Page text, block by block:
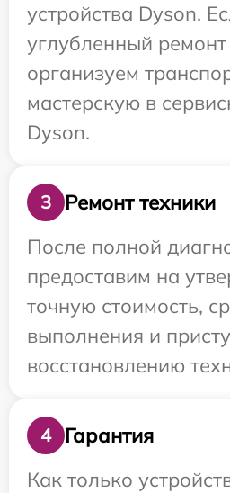
устройства Dyson.
углубленный
организуем
мастерскую в
Dyson.
3
Ремонт техники
После полной
предоставим на
точную стоимость,
выполнения и
восстановлению
4
Гарантия
Как только